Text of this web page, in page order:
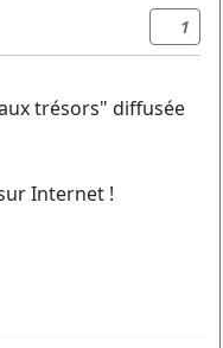
1
trésors" diffusée
Internet !